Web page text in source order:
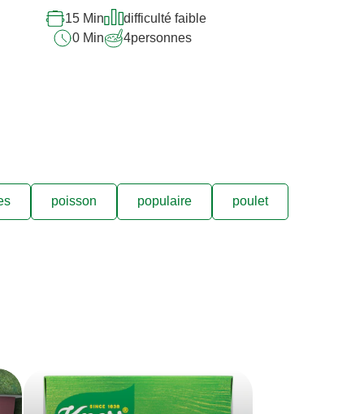
15 Min
difficulté faible
0 Min
4personnes
poisson populaire poulet